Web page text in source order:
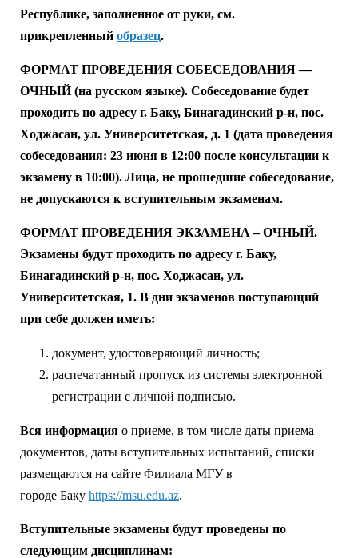
Республике, заполненное от руки, см.
прикрепленный образец.
ФОРМАТ ПРОВЕДЕНИЯ СОБЕСЕДОВАНИЯ —
ОЧНЫЙ (на русском языке). Собеседование будет
проходить по адресу г. Баку, Бинагадинский р-н, пос.
Ходжасан, ул. Университетская, д. 1 (дата проведения
собеседования: 23 июня в 12:00 после консультации к
экзамену в 10:00). Лица, не прошедшие собеседование,
не допускаются к вступительным экзаменам.
ФОРМАТ ПРОВЕДЕНИЯ ЭКЗАМЕНА – ОЧНЫЙ.
Экзамены будут проходить по адресу г. Баку,
Бинагадинский р-н, пос. Ходжасан, ул.
Университетская, 1. В дни экзаменов поступающий
при себе должен иметь:
документ, удостоверяющий личность;
распечатанный пропуск из системы электронной
регистрации с личной подписью.
Вся информация о приеме, в том числе даты приема
документов, даты вступительных испытаний, списки
размещаются на сайте Филиала МГУ в
городе Баку https://msu.edu.az.
Вступительные экзамены будут проведены по
следующим дисциплинам: